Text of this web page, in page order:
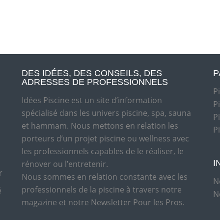
DES IDÉES, DES CONSEILS, DES
ADRESSES DE PROFESSIONNELS
Idées Piscine est un site d’information
spécialisé dans les univers piscine, spa, sauna
et hammam. Nous mettons en relation les
porteurs d’un projet piscine ou wellness avec
les professionnels capables de le réaliser, le
rénover ou l’entretenir.
Nous sommes en relation constante avec les
professionnels de la piscine à travers notre
magazine et notre Newsletter Pour les Pros.